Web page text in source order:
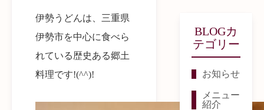
伊勢うどんは、三重県
伊勢市を中心に食べら
れている歴史ある郷土
料理です!(^^)!
BLOGカ
テゴリー
お知らせ
メニュー
紹介